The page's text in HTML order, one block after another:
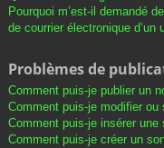
Pourquoi m’est-il demandé
de courrier électronique d’un
Problèmes de
Comment puis-je publier un
Comment puis-je modifier ou
Comment puis-je insérer
Comment puis-je créer un